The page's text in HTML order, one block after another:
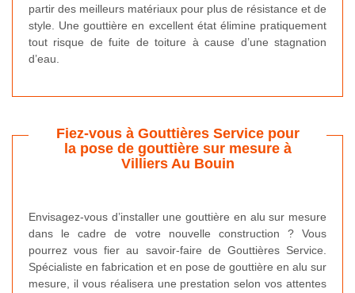
partir des meilleurs matériaux pour plus de résistance et de
style. Une gouttière en excellent état élimine pratiquement
tout risque de fuite de toiture à cause d’une stagnation
d’eau.
Fiez-vous à Gouttières Service pour
la pose de gouttière sur mesure à
Villiers Au Bouin
Envisagez-vous d’installer une gouttière en alu sur mesure
dans le cadre de votre nouvelle construction ? Vous
pourrez vous fier au savoir-faire de Gouttières Service.
Spécialiste en fabrication et en pose de gouttière en alu sur
mesure, il vous réalisera une prestation selon vos attentes